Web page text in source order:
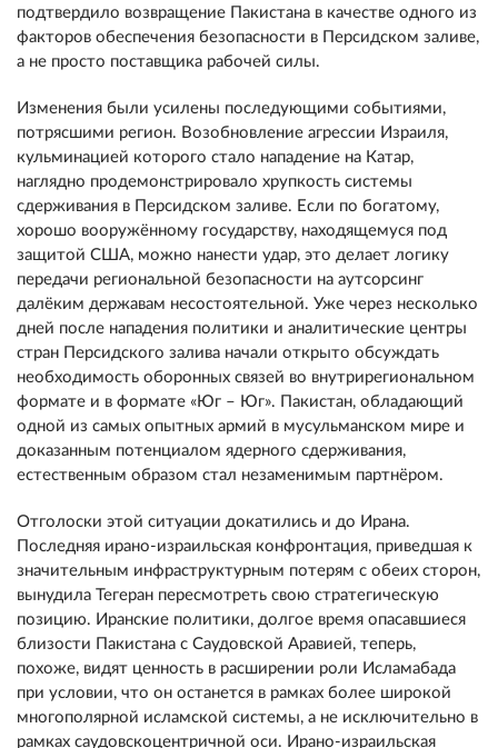
подтвердило возвращение Пакистана в качестве одного из
факторов обеспечения безопасности в Персидском заливе,
а не просто поставщика рабочей силы.
Изменения были усилены последующими событиями,
потрясшими регион. Возобновление агрессии Израиля,
кульминацией которого стало нападение на Катар,
наглядно продемонстрировало хрупкость системы
сдерживания в Персидском заливе. Если по богатому,
хорошо вооружённому государству, находящемуся под
защитой США, можно нанести удар, это делает логику
передачи региональной безопасности на аутсорсинг
далёким державам несостоятельной. Уже через несколько
дней после нападения политики и аналитические центры
стран Персидского залива начали открыто обсуждать
необходимость оборонных связей во внутрирегиональном
формате и в формате «Юг – Юг». Пакистан, обладающий
одной из самых опытных армий в мусульманском мире и
доказанным потенциалом ядерного сдерживания,
естественным образом стал незаменимым партнёром.
Отголоски этой ситуации докатились и до Ирана.
Последняя ирано-израильская конфронтация, приведшая к
значительным инфраструктурным потерям с обеих сторон,
вынудила Тегеран пересмотреть свою стратегическую
позицию. Иранские политики, долгое время опасавшиеся
близости Пакистана с Саудовской Аравией, теперь,
похоже, видят ценность в расширении роли Исламабада
при условии, что он останется в рамках более широкой
многополярной исламской системы, а не исключительно в
рамках саудовскоцентричной оси. Ирано-израильская